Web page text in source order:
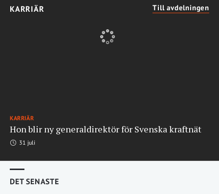
KARRIÄR Till avdelningen
KARRIÄR
Hon blir ny generaldirektör för Svenska kraftnät
31 juli
DET SENASTE